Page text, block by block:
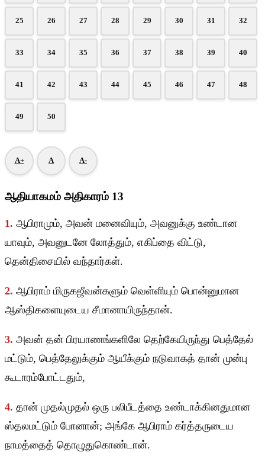
25 26 27 28 29 30 31 32
33 34 35 36 37 38 39 40
41 42 43 44 45 46 47 48
49 50
A+ A A-
ஆதியாகமம் அதிகாரம் 13
1. ஆபிராமும், அவன் மனைவியும், அவனுக்கு உண்டான
யாவும், அவனுடனே லோத்தும், எகிப்தை விட்டு,
தென்திசையில் வந்தார்கள்.
2. ஆபிராம் மிருகஜீவன்களும் வெள்ளியும் பொன்னுமான
ஆஸ்திகளையுடைய சீமானாயிருந்தான்.
3. அவன் தன் பிரயாணங்களிலே தெற்கேயிருந்து பெத்தேல்
மட்டும், பெத்தேலுக்கும் ஆயீக்கும் நடுவாகத் தான் முன்பு
கூடாரம்போட்டதும்,
4. தான் முதல்முதல் ஒரு பலிபீடத்தை உண்டாக்கினதுமான
ஸ்தலமட்டும் போனான்; அங்கே ஆபிராம் கர்த்தருடைய
நாமத்தைத் தொழுதுகொண்டான்.